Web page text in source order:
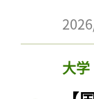
大学